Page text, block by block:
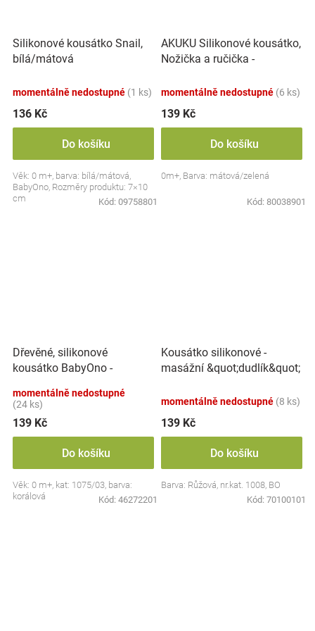
Silikonové kousátko Snail,
bílá/mátová
momentálně nedostupné (1 ks)
136 Kč
Do košíku
Věk: 0 m+, barva: bílá/mátová,
BabyOno, Rozměry produktu: 7×10
cm
Kód: 09758801
AKUKU Silikonové kousátko,
Nožička a ručička -
momentálně nedostupné (6 ks)
139 Kč
Do košíku
0m+, Barva: mátová/zelená
Kód: 80038901
Dřevěné, silikonové
kousátko BabyOno -
momentálně nedostupné
(24 ks)
139 Kč
Do košíku
Věk: 0 m+, kat: 1075/03, barva:
korálová
Kód: 46272201
Kousátko silikonové -
masážní &quot;dudlík&quot;
momentálně nedostupné (8 ks)
139 Kč
Do košíku
Barva: Růžová, nr.kat. 1008, BO
Kód: 70100101